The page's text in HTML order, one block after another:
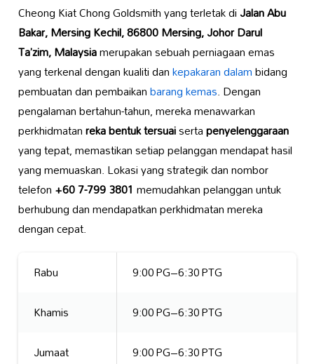
Cheong Kiat Chong Goldsmith yang terletak diJalan Abu
Bakar, Mersing Kechil, 86800 Mersing, Johor Darul
Ta’zim, Malaysiamerupakan sebuah perniagaan emas
yang terkenal dengan kualiti dankepakaran dalambidang
pembuatan dan pembaikanbarang kemas. Dengan
pengalaman bertahun-tahun, mereka menawarkan
perkhidmatanreka bentuk tersuaisertapenyelenggaraan
yang tepat, memastikan setiap pelanggan mendapat hasil
yang memuaskan. Lokasi yang strategik dan nombor
telefon+60 7-799 3801 memudahkan pelanggan untuk
berhubung dan mendapatkan perkhidmatan mereka
dengan cepat.
Rabu
9:00 PG–6:30 PTG
Khamis
9:00 PG–6:30 PTG
Jumaat
9:00 PG–6:30 PTG